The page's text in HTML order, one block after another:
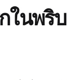
ในพริบ